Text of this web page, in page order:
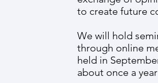
to create future
We will hold
through online
held in
about once a